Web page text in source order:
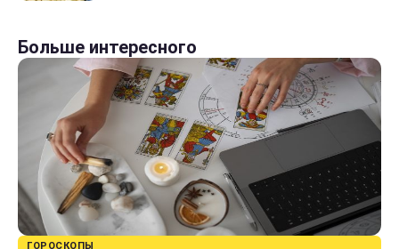
Больше интересного
ГОРОСКОПЫ